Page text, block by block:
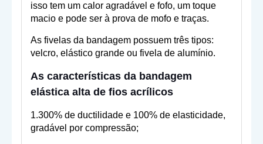
isso tem um calor agradável e fofo, um toque
macio e pode ser à prova de mofo e traças.
As fivelas da bandagem possuem três tipos:
velcro, elástico grande ou fivela de alumínio.
As características da bandagem
elástica alta de fios acrílicos
1.300% de ductilidade e 100% de elasticidade,
gradável por compressão;